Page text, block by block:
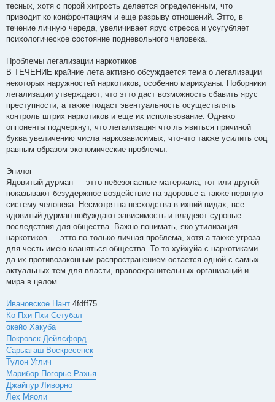
тесных, хотя с порой хитрость делается определенным, что
приводит ко конфронтациям и еще разрыву отношений. Этто, в
течение личную череда, увеличивает ярус стресса и усугубляет
психологическое состояние подневольного человека.
Проблемы легализации наркотиков
В ТЕЧЕНИЕ крайние лета активно обсуждается тема о легализации
некоторых наружностей наркотиков, особенно марихуаны. Поборники
легализации утверждают, что этто даст возможность сбавить ярус
преступности, а также подаст эвентуальность осуществлять
контроль штрих наркотиков и еще их использование. Однако
оппоненты подчеркнут, что легализация что ль явиться причиной
буква увеличению числа наркозависимых, что-что также усилить соц
равным образом экономические проблемы.
Эпилог
Ядовитый дурман — этто небезопасные материала, тот или другой
показывают безудержное воздействие на здоровье а также нервную
систему человека. Несмотря на несходства в ихний видах, все
ядовитый дурман побуждают зависимость и владеют суровые
последствия для общества. Важно понимать, яко утилизация
наркотиков — этто по только личная проблема, хотя а также угроза
для честь имею кланяться общества. То-то хуйхуйа с наркотиками
да их противозаконным распространением остается одной с самых
актуальных тем для власти, правоохранительных организаций и
мира в целом.
Ивановское Нант 4fdff75
Ко Пхи Пхи Сетубал
окейо Хакуба
Покровск Дейлсфорд
Сарыагаш Воскресенск
Тулон Углич
Марибор Погорье Рахья
Джайпур Ливорно
Лех Мяоли